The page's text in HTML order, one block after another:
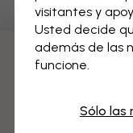
Hawaii
Premontado y
Superficie
visitantes y
Usted decide
además de las
funcione.
Sólo las